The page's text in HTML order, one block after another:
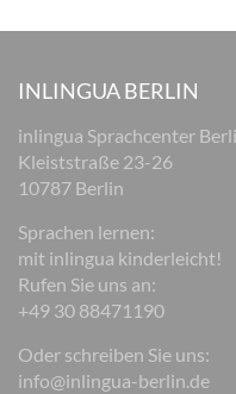
INLINGUA BERLIN
inlingua Sprachcenter
Kleiststraße 23-26
10787 Berlin
Sprachen lernen:
mit inlingua kinderleicht!
Rufen Sie uns an:
+49 30 88471190
Oder schreiben Sie uns:
info@inlingua-berlin.de